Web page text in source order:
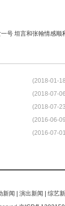
号 坦言和张翰情感顺
(2018-01-
(2018-07-
(2018-07-
(2016-06-
(2016-07-
新闻 | 演出新闻 | 综艺